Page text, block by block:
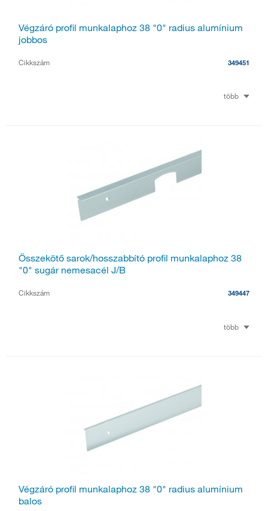
Végzáró profil munkalaphoz 38 "0" radius alumínium
jobbos
Cikkszám 349451
több
Összekötő sarok/hosszabbító profil munkalaphoz 38
"0" sugár nemesacél J/B
Cikkszám 349447
több
Végzáró profil munkalaphoz 38 "0" radius alumínium
balos